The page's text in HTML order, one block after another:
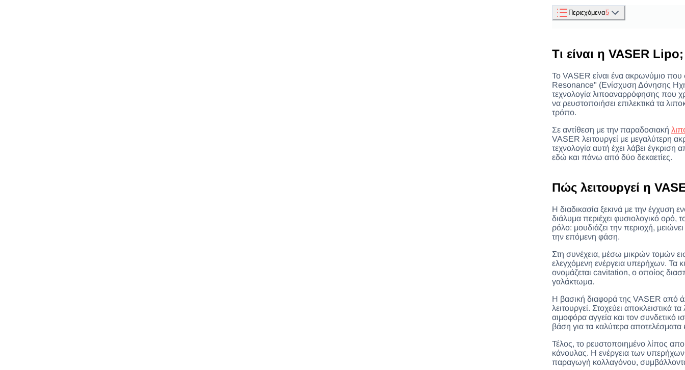
Περιεχόμενα5
Vaser lipo παρενέργειες: Τι να
3.
Vaser lipo αποθεραπεία:
Συμβουλές για βέλτιστη
5. Κόστος
Τι είναι η VASER Lipo;
Το VASER είναι ένα ακρωνύμιο
Resonance" (Ενίσχυση Δόνησης
τεχνολογία λιποαναρρόφησης που
να ρευστοποιήσει επιλεκτικά τα
τρόπο.
Σε αντίθεση με την παραδοσιακή
VASER λειτουργεί με μεγαλύτερη
τεχνολογία αυτή έχει λάβει έγκριση
εδώ και πάνω από δύο δεκαετίες.
Πώς λειτουργεί η
Η διαδικασία ξεκινά με την έγχυση
διάλυμα περιέχει φυσιολογικό ορό,
ρόλο: μουδιάζει την περιοχή,
την επόμενη φάση.
Στη συνέχεια, μέσω μικρών τομών
ελεγχόμενη ενέργεια υπερήχων. Τα
ονομάζεται cavitation, ο οποίος
γαλάκτωμα.
Η βασική διαφορά της VASER από
λειτουργεί. Στοχεύει αποκλειστικά
αιμοφόρα αγγεία και τον συνδετικό
βάση για τα καλύτερα
Τέλος, το ρευστοποιημένο λίπος
κάνουλας. Η ενέργεια των υπερήχων
παραγωγή κολλαγόνου,